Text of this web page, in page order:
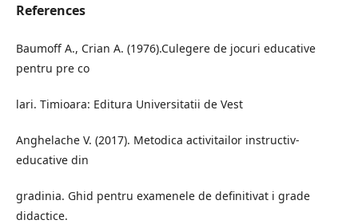
References
Baumoff A., Crian A. (1976).Culegere de jocuri educative
pentru pre co
lari. Timioara: Editura Universitatii de Vest
Anghelache V. (2017). Metodica activitailor instructiv-
educative din
gradinia. Ghid pentru examenele de definitivat i grade
didactice.